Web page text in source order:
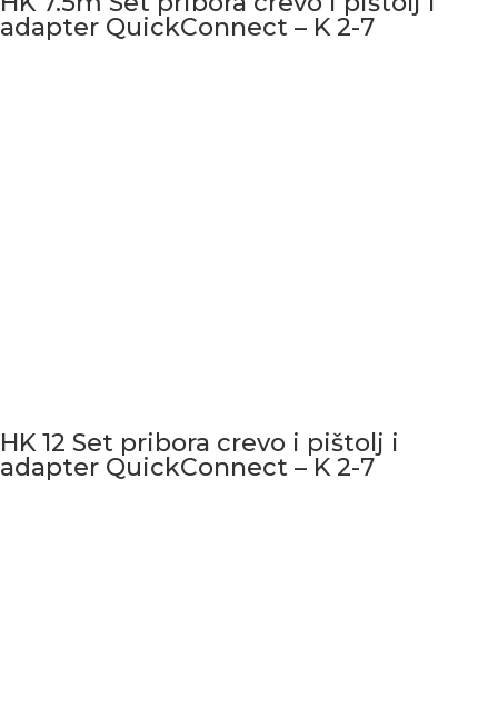
adapter QuickConnect – K 2-7
HK 12 Set pribora crevo i pištolj i
adapter QuickConnect – K 2-7